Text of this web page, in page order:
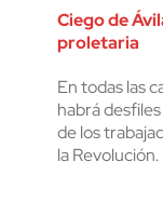
Ciego de
proletaria
En todas las
habrá
de los
la Revolución.